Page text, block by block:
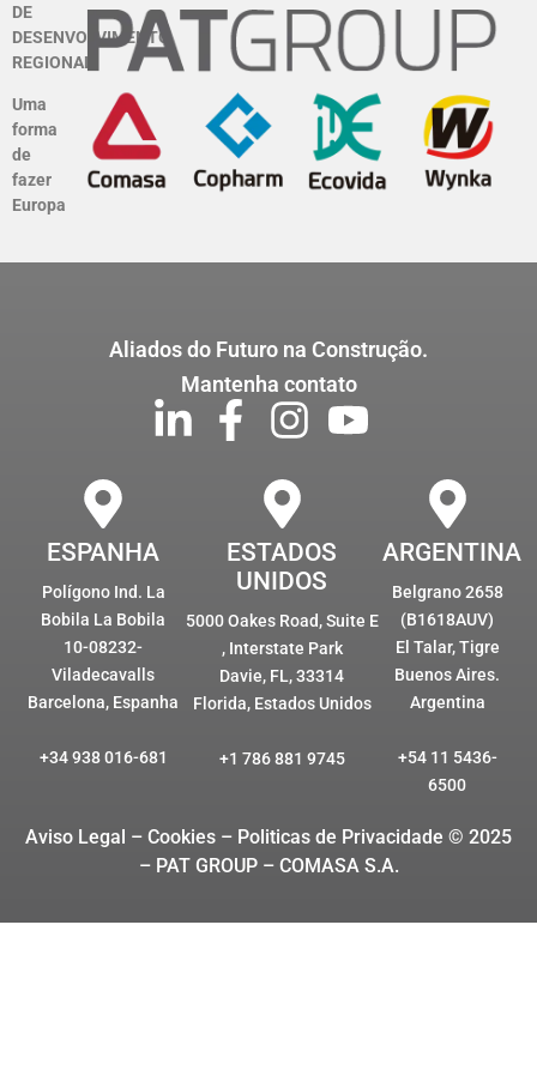
DE
DESENVOLVIMENTO
REGIONAL
Uma
forma
de
fazer
Europa
Aliados do Futuro na Construção.
Mantenha contato
ESPANHA
Polígono Ind. La
Bobila La Bobila
10-08232-
Viladecavalls
Barcelona, Espanha
+34 938 016-681
ESTADOS
UNIDOS
5000 Oakes Road, Suite E
, Interstate Park
Davie, FL, 33314
Florida, Estados Unidos
+1 786 881 9745
ARGENTINA
Belgrano 2658
(B1618AUV)
El Talar, Tigre
Buenos Aires.
Argentina
+54 11 5436-
6500
Aviso Legal – Cookies – Politicas de Privacidade © 2025
– PAT GROUP – COMASA S.A.